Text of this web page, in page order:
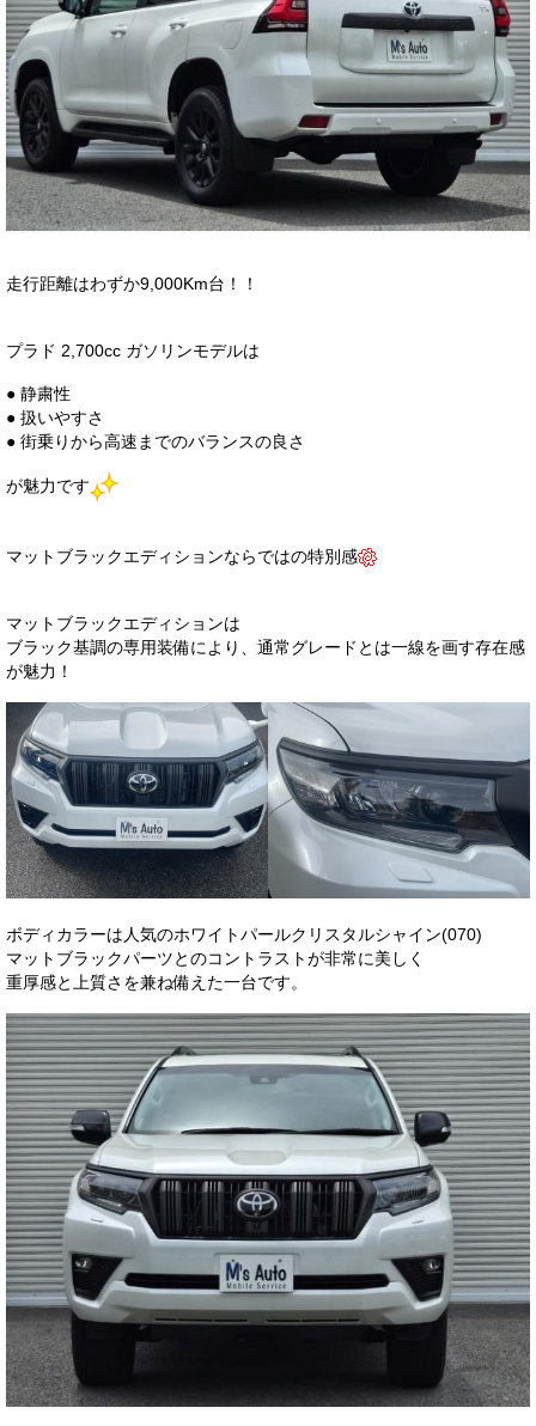
走行距離はわずか9,000Km台！！
プラド 2,700cc ガソリンモデルは
● 静粛性
● 扱いやすさ
● 街乗りから高速までのバランスの良さ
が魅力です
マットブラックエディションならではの特別感
マットブラックエディションは
ブラック基調の専用装備により、通常グレードとは一線を画す存在感
が魅力！
ボディカラーは人気のホワイトパールクリスタルシャイン(070)
マットブラックパーツとのコントラストが非常に美しく
重厚感と上質さを兼ね備えた一台です。